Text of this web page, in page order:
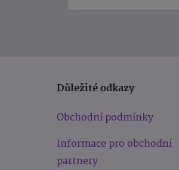
Důležité odkazy
Obchodní podmínky
Informace pro obchodní
partnery